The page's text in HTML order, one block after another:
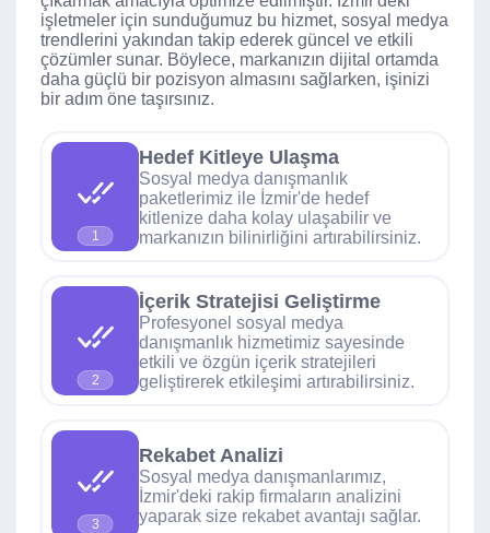
işletmeler için sunduğumuz bu hizmet, sosyal medya
trendlerini yakından takip ederek güncel ve etkili
çözümler sunar. Böylece, markanızın dijital ortamda
daha güçlü bir pozisyon almasını sağlarken, işinizi
bir adım öne taşırsınız.
1
Hedef Kitleye Ulaşma
Sosyal medya danışmanlık
paketlerimiz ile İzmir'de hedef
kitlenize daha kolay ulaşabilir ve
markanızın bilinirliğini artırabilirsiniz.
2
İçerik Stratejisi Geliştirme
Profesyonel sosyal medya
danışmanlık hizmetimiz sayesinde
etkili ve özgün içerik stratejileri
geliştirerek etkileşimi artırabilirsiniz.
3
Rekabet Analizi
Sosyal medya danışmanlarımız,
İzmir'deki rakip firmaların analizini
yaparak size rekabet avantajı sağlar.